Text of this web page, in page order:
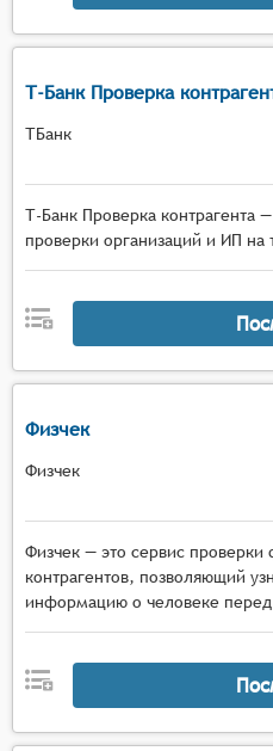
Т-Банк Проверка
ТБанк
Т-Банк Проверка контрагента
проверки организаций и ИП на
Физчек
Физчек
Физчек — это сервис проверки
контрагентов, позволяющий
информацию о человеке